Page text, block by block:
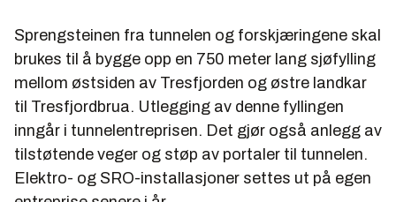
Sprengsteinen fra tunnelen og forskjæringene skal
brukes til å bygge opp en 750 meter lang sjøfylling
mellom østsiden av Tresfjorden og østre landkar
til Tresfjordbrua. Utlegging av denne fyllingen
inngår i tunnelentreprisen. Det gjør også anlegg av
tilstøtende veger og støp av portaler til tunnelen.
Elektro- og SRO-installasjoner settes ut på egen